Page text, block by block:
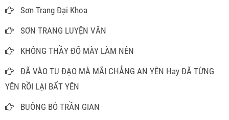
Sơn Trang Đại Khoa
SƠN TRANG LUYỆN VĂN
KHÔNG THẦY ĐỐ MÀY LÀM NÊN
ĐÃ VÀO TU ĐẠO MÀ MÃI CHẲNG AN YÊN Hay ĐÃ TỪNG
YÊN RỒI LẠI BẤT YÊN
BUÔNG BỎ TRẦN GIAN